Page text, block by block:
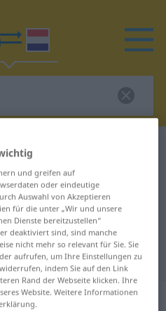
Wörterbuch
"abfallen"
und greifen auf
oder eindeutige
Auswahl von Akzeptieren
für die unter „Wir und unsere
Dienste bereitzustellen“
deaktiviert sind, sind manche
nicht mehr so relevant für Sie. Sie
aufrufen, um Ihre Einstellungen zu
indem Sie auf den Link
Rand der Webseite klicken. Ihre
Website. Weitere Informationen